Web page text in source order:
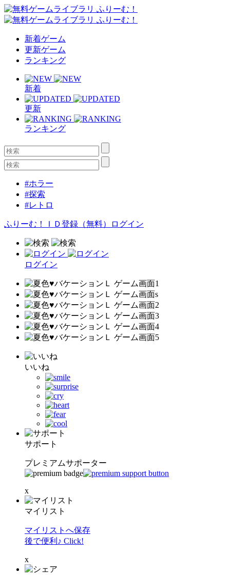
新着ゲーム
更新ゲーム
ランキング
新着
更新
ランキング
#ホラー
#探索
#レトロ
ふりーむ！ＩＤ登録（無料） ログイン
ログイン
いいね
サポート
プレミアムサポーター
x
マイリスト
マイリストへ保存
後で便利♪ Click!
x